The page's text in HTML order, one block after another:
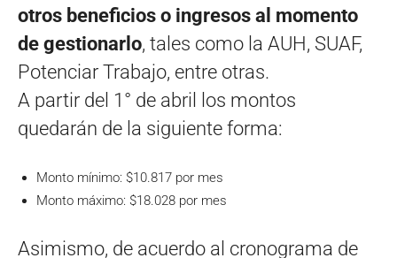
otros beneficios o ingresos al momento
de gestionarlo, tales como la AUH, SUAF,
Potenciar Trabajo, entre otras.
A partir del 1° de abril los montos
quedarán de la siguiente forma:
Monto mínimo: $10.817 por mes
Monto máximo: $18.028 por mes
Asimismo, de acuerdo al cronograma de